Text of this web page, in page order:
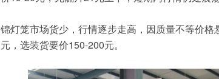
锦灯笼市场货少，行情逐步走高，因质量不等价
元，选装货要价150-200元。